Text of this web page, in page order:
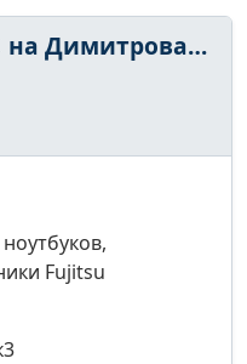
на Димитрова-117к
Fujitsu